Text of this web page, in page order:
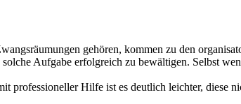
gehören, kommen zu den
Aufgabe erfolgreich zu bewältigen. Selbst
professioneller Hilfe ist es deutlich leichter, diese